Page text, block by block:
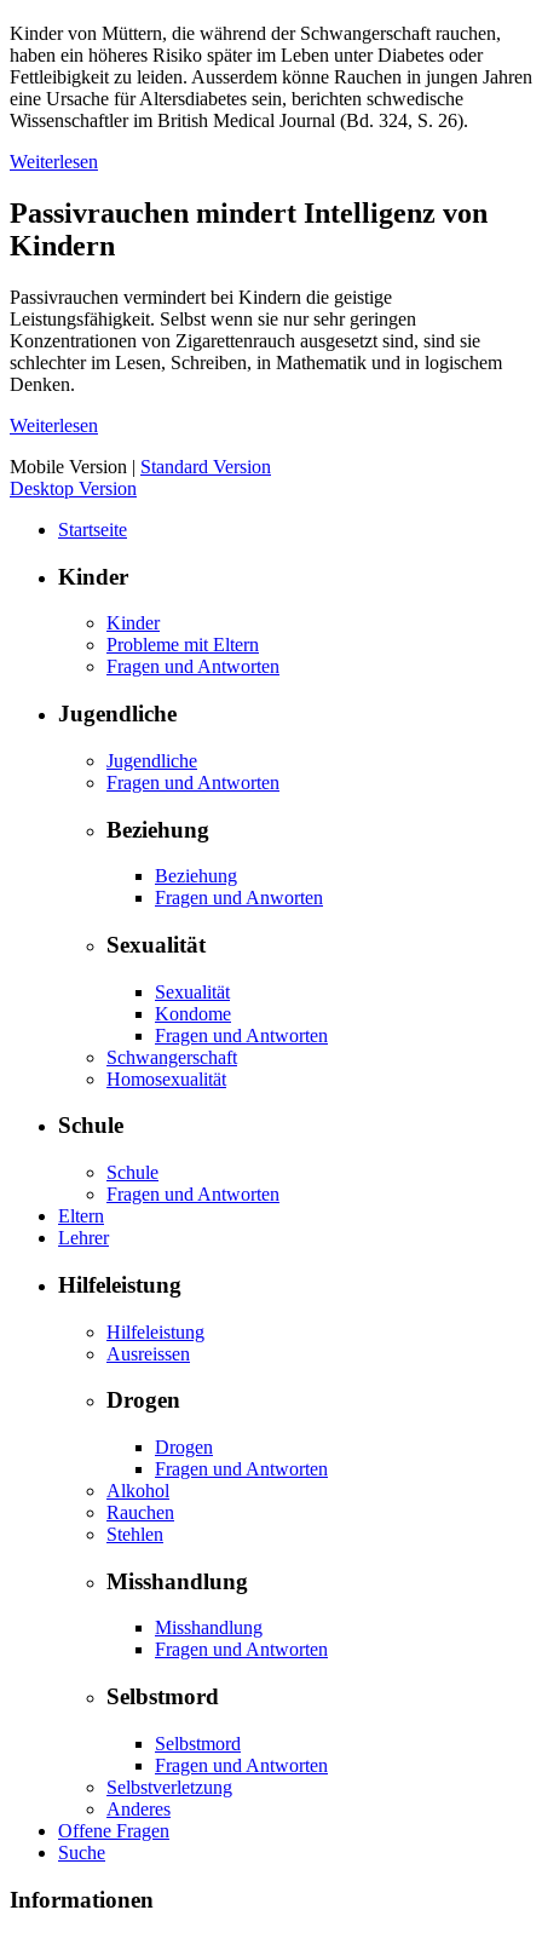
Kinder von Müttern, die während der Schwangerschaft rauchen,
haben ein höheres Risiko später im Leben unter Diabetes oder
Fettleibigkeit zu leiden. Ausserdem könne Rauchen in jungen Jahren
eine Ursache für Altersdiabetes sein, berichten schwedische
Wissenschaftler im British Medical Journal (Bd. 324, S. 26).
Weiterlesen
Passivrauchen mindert Intelligenz von
Kindern
Passivrauchen vermindert bei Kindern die geistige
Leistungsfähigkeit. Selbst wenn sie nur sehr geringen
Konzentrationen von Zigarettenrauch ausgesetzt sind, sind sie
schlechter im Lesen, Schreiben, in Mathematik und in logischem
Denken.
Weiterlesen
Mobile Version | Standard Version
Desktop Version
Startseite
Kinder
Kinder
Probleme mit Eltern
Fragen und Antworten
Jugendliche
Jugendliche
Fragen und Antworten
Beziehung
Beziehung
Fragen und Anworten
Sexualität
Sexualität
Kondome
Fragen und Antworten
Schwangerschaft
Homosexualität
Schule
Schule
Fragen und Antworten
Eltern
Lehrer
Hilfeleistung
Hilfeleistung
Ausreissen
Drogen
Drogen
Fragen und Antworten
Alkohol
Rauchen
Stehlen
Misshandlung
Misshandlung
Fragen und Antworten
Selbstmord
Selbstmord
Fragen und Antworten
Selbstverletzung
Anderes
Offene Fragen
Suche
Informationen